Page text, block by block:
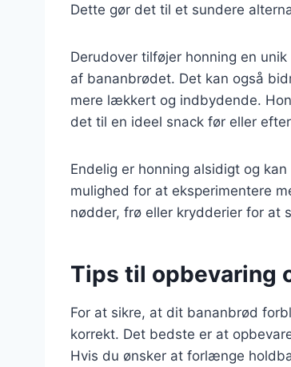
Dette gør det til et sundere
Derudover tilføjer honning en
af bananbrødet. Det kan også
mere lækkert og indbydende.
det til en ideel snack før eller
Endelig er honning alsidigt og
mulighed for at eksperimentere
nødder, frø eller krydderier for at
Tips til opbevaring
For at sikre, at dit bananbrød
korrekt. Det bedste er at
Hvis du ønsker at forlænge